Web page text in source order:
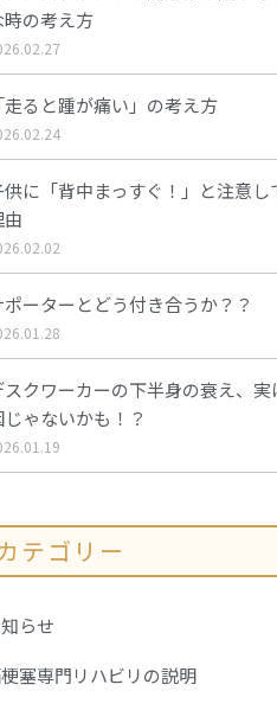
時の考え方
「走ると踵が痛い」の考え方
供に「背中まっすぐ！」と注意し
由
ポーターとどう付き合うか？？
スクワーカーの下半身の衰え、実
じゃないかも！？
テゴリー
らせ
塞専門リハビリの説明